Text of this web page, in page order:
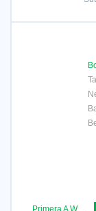
Primera A Women